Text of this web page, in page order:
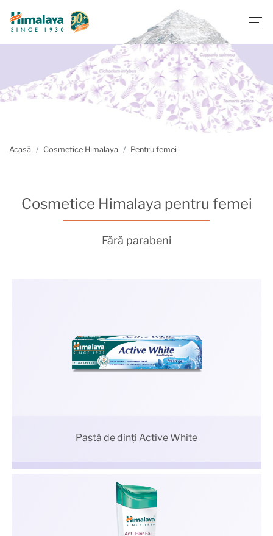
Acasă Cosmetice Himalaya Pentru femei
Cosmetice Himalaya pentru femei
Fără parabeni
Pastă de dinți Active White